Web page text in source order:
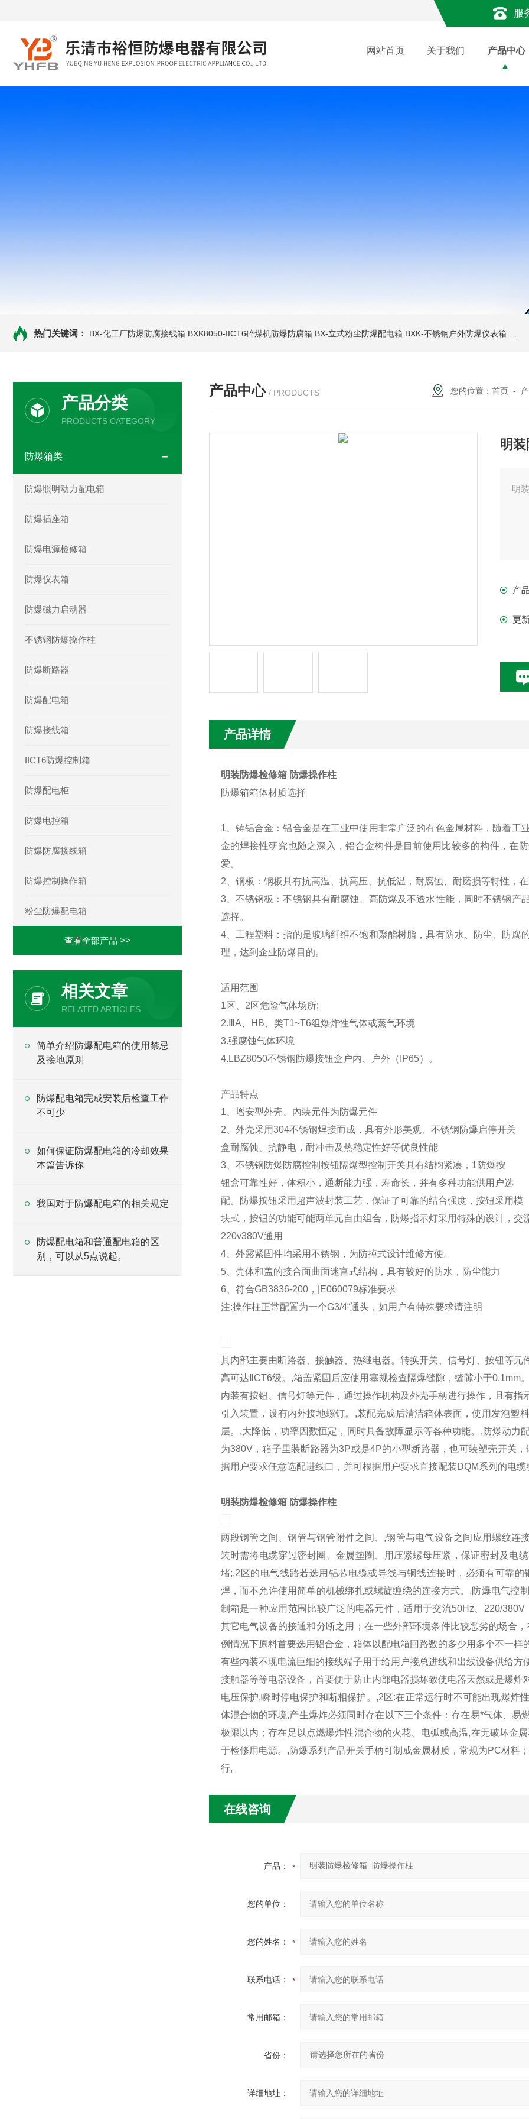
服
网站首页 关于我们 产品中心
热门关键词： BX-化工厂防爆防腐接线箱 BXK8050-IICT6碎煤机防爆防腐箱 BX-立式粉尘防爆配电箱 BXK-不锈钢户外防爆仪表箱
产品分类
PRODUCTS CATEGORY
防爆箱类
防爆照明动力配电箱
防爆插座箱
防爆电源检修箱
防爆仪表箱
防爆磁力启动器
不锈钢防爆操作柱
防爆断路器
防爆配电箱
防爆接线箱
IICT6防爆控制箱
防爆配电柜
防爆电控箱
防爆防腐接线箱
防爆控制操作箱
粉尘防爆配电箱
查看全部产品 >>
相关文章
RELATED ARTICLES
简单介绍防爆配电箱的使用禁忌
及接地原则
防爆配电箱完成安装后检查工作
不可少
如何保证防爆配电箱的冷却效果
本篇告诉你
我国对于防爆配电箱的相关规定
防爆配电箱和普通配电箱的区
别，可以从5点说起。
产品中心 / PRODUCTS 您的位置： 首页 -
明
明
产
更
产品详情
明装防爆检修箱 防爆操作柱
防爆箱箱体材质选择
1、铸铝合金：铝合金是在工业中使用非常广泛的有色金属材料，随着
金的焊接性研究也随之深入，铝合金构件是目前使用比较多的构件，在
爱。
2、钢板：钢板具有抗高温、抗高压、抗低温，耐腐蚀、耐磨损等特性，
3、不锈钢板：不锈钢具有耐腐蚀、高防爆及不透水性能，同时不锈钢产
选择。
4、工程塑料：指的是玻璃纤维不饱和聚酯树脂，具有防水、防尘、防腐
理，达到企业防爆目的。
适用范围
1区、2区危险气体场所;
2.ⅢA、HB、类T1~T6组爆炸性气体或蒸气环境
3.强腐蚀气体环境
4.LBZ8050不锈钢防爆接钮盒户内、户外（IP65）。
产品特点
1、增安型外壳、內装元件为防爆元件
2、外壳采用304不锈钢焊接而成，具有外形美观、不锈钢防爆启停开关
盒耐腐蚀、抗静电，耐冲击及热稳定性好等优良性能
3、不锈钢防爆防腐控制按钮隔爆型控制开关具有结枃紧凑，1防爆按
钮盒可靠性好，体积小，通断能力强，寿命长，并有多种功能供用户选
配。防爆按钮采用超声波封装工艺，保证了可靠的结合强度，按钮采用模
块式，按钮的功能可能两单元自由组合，防爆指示灯采用特殊的设计，交
220v380V通用
4、外露紧固件均采用不锈钢，为防掉式设计维修方便。
5、壳体和盖的接合面曲面迷宫式结构，具有较好的防水，防尘能力
6、符合GB3836-200，|E060079标准要求
注:操作柱正常配置为一个G3/4“通头，如用户有特殊要求请注明
其内部主要由断路器、接触器、热继电器。转换开关、信号灯、按钮等
高可达ⅡCT6级。,箱盖紧固后应使用塞规检查隔爆缝隙，缝隙小于
内装有按钮、信号灯等元件，通过操作机构及外壳手柄进行操作，且有
引入装置，设有内外接地螺钉。,装配完成后清洁箱体表面，使用发泡塑
层。,大降低，功率因数恒定，同时具备故障显示等各种功能。,防爆动
为380V，箱子里装断路器为3P或是4P的小型断路器，也可装塑壳开关
据用户要求任意选配进线口，并可根据用户要求直接配装DQM系列的电缆
明装防爆检修箱 防爆操作柱
两段钢管之间、钢管与钢管附件之间、,钢管与电气设备之间应用螺纹连
装时需将电缆穿过密封圈、金属垫圈、用压紧螺母压紧，保证密封及电
堵;,2区的电气线路若选用铝芯电缆或导线与铜线连接时，必须有可靠
焊，而不允许使用简单的机械绑扎或螺旋缠绕的连接方式。,防爆电气控
制箱是一种应用范围比较广泛的电器元件，适用于交流50Hz、220/
其它电气设备的接通和分断之用；在一些外部环境条件比较恶劣的场合
例情况下原料首要选用铝合金，箱体以配电箱回路数的多少用多个不一
有些内装不现电流巨细的接线端子用于给用户接总进线和出线设备供给
接触器等等电器设备，首要便于防止内部电器损坏致使电器天然或是爆
电压保护,瞬时停电保护和断相保护。,2区:在正常运行时不可能出现爆炸
体混合物的环境,产生爆炸必须同时存在以下三个条件：存在易*气体、
极限以内；存在足以点燃爆炸性混合物的火花、电弧或高温,在无破坏金
于检修用电源。,防爆系列产品开关手柄可制成金属材质，常规为PC材料
行,
在线咨询
产品：
您的单位：
您的姓名：
联系电话：
常用邮箱：
省份：
详细地址：